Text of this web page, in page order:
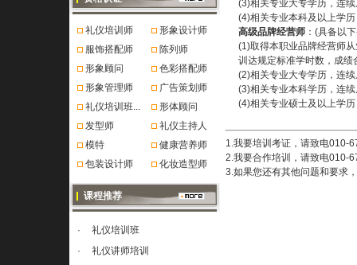
礼仪培训师
形象设计师
服饰搭配师
陈列师
形象顾问
色彩搭配师
形象管理师
广告策划师
礼仪培训班...
形体顾问
发型师
礼仪主持人
模特
健康营养师
包装设计师
化妆造型师
课程推荐
·
礼仪培训班
·
礼仪讲师培训
(3)相关专业大专学历，连
(4)相关专业本科及以上学
高级品牌经营师：(具备以
(1)取得本职业品牌经营师
训达规定标准学时数，成绩
(2)相关专业大专学历，连
(3)相关专业本科学历，连
(4)相关专业硕士及以上学
1.我要培训考证，请致电
2.我要合作培训，请致电
3.如果您还有其他问题和要求